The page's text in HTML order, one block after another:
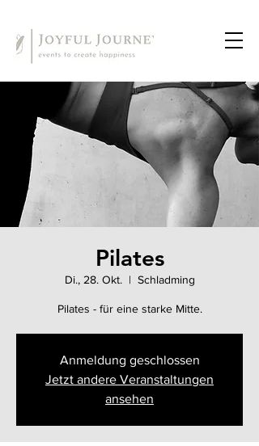
Pilates
Di., 28. Okt.
  |
Schladming
Pilates - für eine starke Mitte.
Anmeldung geschlossen
Jetzt andere Veranstaltungen
ansehen